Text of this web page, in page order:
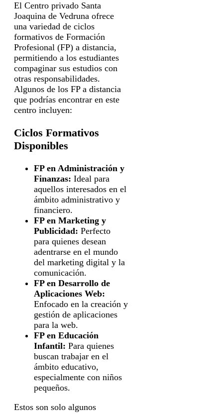
El Centro privado Santa
Joaquina de Vedruna ofrece
una variedad de ciclos
formativos de Formación
Profesional (FP) a distancia,
permitiendo a los estudiantes
compaginar sus estudios con
otras responsabilidades.
Algunos de los FP a distancia
que podrías encontrar en este
centro incluyen:
Ciclos Formativos
Disponibles
FP en Administración y
Finanzas: Ideal para
aquellos interesados en el
ámbito administrativo y
financiero.
FP en Marketing y
Publicidad: Perfecto
para quienes desean
adentrarse en el mundo
del marketing digital y la
comunicación.
FP en Desarrollo de
Aplicaciones Web:
Enfocado en la creación y
gestión de aplicaciones
para la web.
FP en Educación
Infantil: Para quienes
buscan trabajar en el
ámbito educativo,
especialmente con niños
pequeños.
Estos son solo algunos